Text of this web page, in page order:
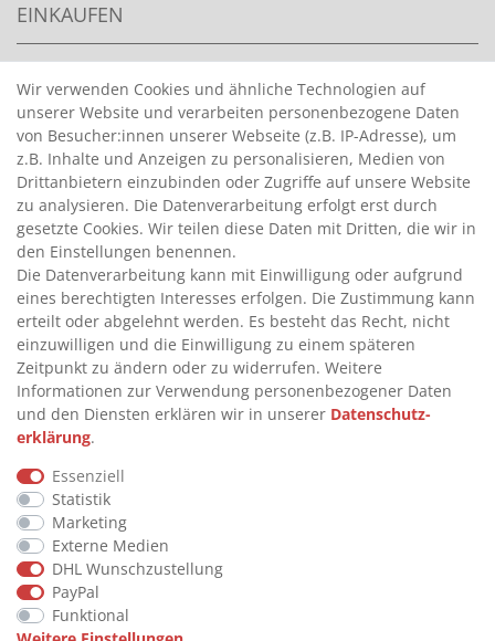
EINKAUFEN
HANDPUMPEN FÜR BENZIN
>
HANDPUMPEN FÜR ÖLE
>
TANKANLAGEN
>
ADBLUE® BETANKUNG
INFORMATIONEN
>
FAQ
>
VERTRAG WIDERRUFEN
>
WIDERRUFSRECHT
>
WIDERRUFSFORMULAR
IMPRESSUM
>
DATENSCHUTZERKLÄRUNG
>
AGB
>
KONTAKT
© Copyright 2026 by STU Tanktechnik
Wir verwenden Cookies und ähnliche Technologien auf
unserer Website und verarbeiten personenbezogene Daten
von Besucher:innen unserer Webseite (z.B. IP-Adresse), um
z.B. Inhalte und Anzeigen zu personalisieren, Medien von
Drittanbietern einzubinden oder Zugriffe auf unsere Website
zu analysieren. Die Datenverarbeitung erfolgt erst durch
gesetzte Cookies. Wir teilen diese Daten mit Dritten, die wir in
den Einstellungen benennen.
Die Datenverarbeitung kann mit Einwilligung oder aufgrund
eines berechtigten Interesses erfolgen. Die Zustimmung kann
erteilt oder abgelehnt werden. Es besteht das Recht, nicht
einzuwilligen und die Einwilligung zu einem späteren
Zeitpunkt zu ändern oder zu widerrufen. Weitere
Informationen zur Verwendung personenbezogener Daten
und den Diensten erklären wir in unserer Daten­schutz­
erklärung.
Essenziell
Statistik
Marketing
Externe Medien
DHL Wunschzustellung
PayPal
Funktional